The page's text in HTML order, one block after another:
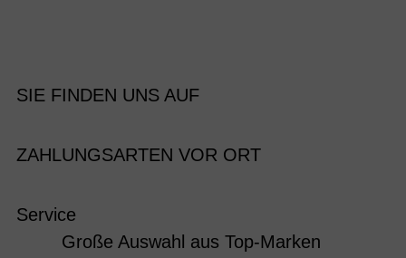
SIE FINDEN UNS AUF
ZAHLUNGSARTEN VOR ORT
Service
Große Auswahl aus Top-Marken